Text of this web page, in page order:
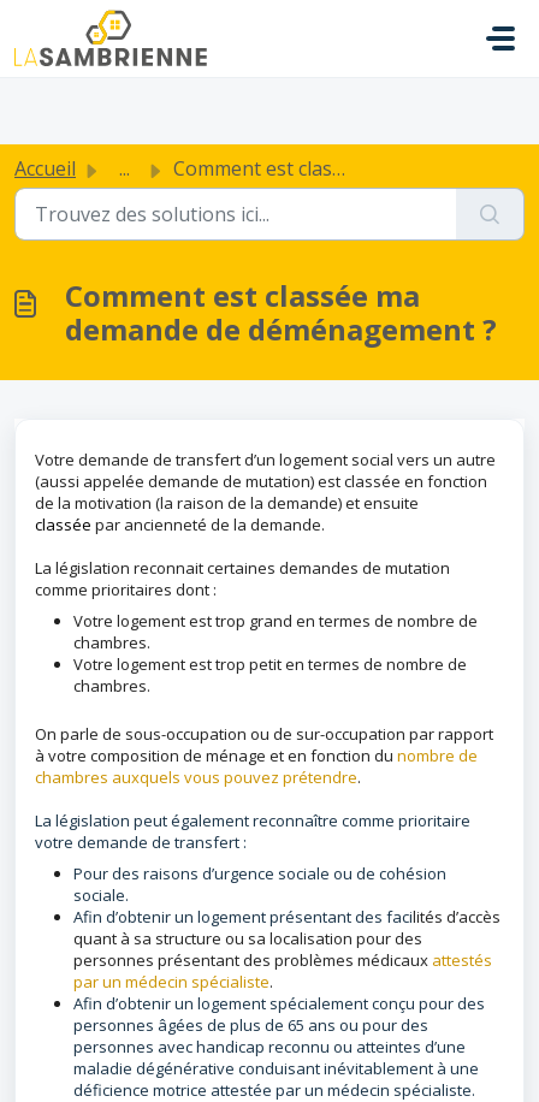
Passer au contenu principal
Accueil ... Comment est classée ma demande de déménagement ?
Comment est classée ma
demande de déménagement ?
Votre demande de transfert d’un logement social vers un autre
(aussi appelée demande de mutation) est classée en fonction
de la motivation (la raison de la demande) et ensuite
classée par ancienneté de la demande.
La législation reconnait certaines demandes de mutation
comme prioritaires dont :
Votre logement est trop grand en termes de nombre de
chambres.
Votre logement est trop petit en termes de nombre de
chambres.
On parle de sous-occupation ou de sur-occupation par rapport
à votre composition de ménage et en fonction du nombre de
chambres auxquels vous pouvez prétendre.
La législation peut également reconnaître comme prioritaire
votre demande de transfert :
Pour des raisons d’urgence sociale ou de cohésion
sociale.
Afin d’obtenir un logement présentant des facilités d’accès
quant à sa structure ou sa localisation pour des
personnes présentant des problèmes médicaux attestés
par un médecin spécialiste.
Afin d’obtenir un logement spécialement conçu pour des
personnes âgées de plus de 65 ans ou pour des
personnes avec handicap reconnu ou atteintes d’une
maladie dégénérative conduisant inévitablement à une
déficience motrice attestée par un médecin spécialiste.